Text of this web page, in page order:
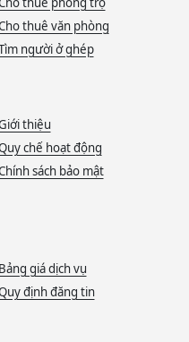
thuê văn phòng
người ở ghép
thiệu
chế hoạt động
sách bảo mật
Bảng giá dịch vụ
định đăng tin